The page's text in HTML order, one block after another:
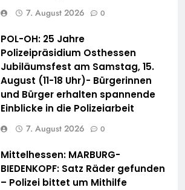
7. August 2026 0
POL-OH: 25 Jahre
Polizeipräsidium Osthessen
Jubiläumsfest am Samstag, 15.
August (11-18 Uhr)- Bürgerinnen
und Bürger erhalten spannende
Einblicke in die Polizeiarbeit
7. August 2026 0
Mittelhessen: MARBURG-
BIEDENKOPF: Satz Räder gefunden
– Polizei bittet um Mithilfe